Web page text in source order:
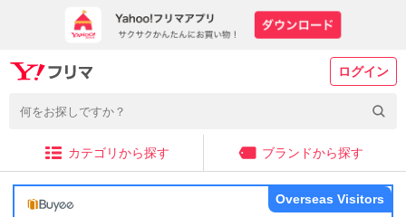
ログイン
カテゴリから探す ブランドから探す
Overseas Visitors